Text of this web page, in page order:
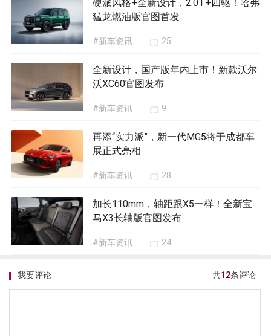
硬派风格+全新设计，2.0T+四驱！哈弗
猛龙燃油版官图首发
#新车资讯 25
全新设计，国产版年内上市！新款沃尔
沃XC60官图发布
#新车资讯 9
再添“实力派”，新一代MG5将于成都车
展正式亮相
#新车资讯 28
加长110mm，轴距跟X5一样！全新宝
马X3长轴版官图发布
#新车资讯 24
共12条评论
我要评论